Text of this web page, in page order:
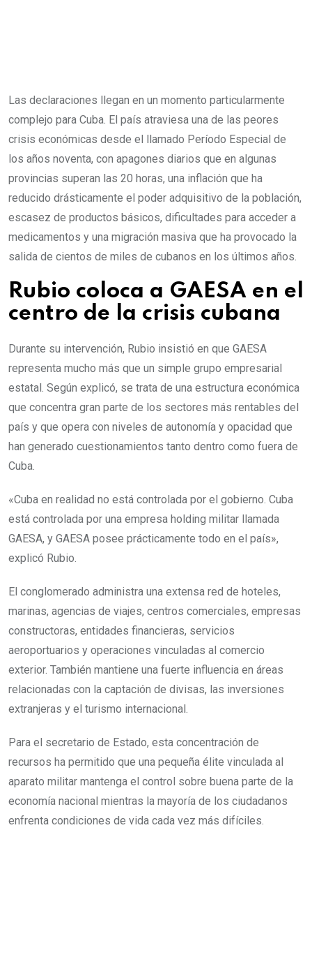
Las declaraciones llegan en un momento particularmente
complejo para Cuba. El país atraviesa una de las peores
crisis económicas desde el llamado Período Especial de
los años noventa, con apagones diarios que en algunas
provincias superan las 20 horas, una inflación que ha
reducido drásticamente el poder adquisitivo de la población,
escasez de productos básicos, dificultades para acceder a
medicamentos y una migración masiva que ha provocado la
salida de cientos de miles de cubanos en los últimos años.
Rubio coloca a GAESA en el
centro de la crisis cubana
Durante su intervención, Rubio insistió en que GAESA
representa mucho más que un simple grupo empresarial
estatal. Según explicó, se trata de una estructura económica
que concentra gran parte de los sectores más rentables del
país y que opera con niveles de autonomía y opacidad que
han generado cuestionamientos tanto dentro como fuera de
Cuba.
«Cuba en realidad no está controlada por el gobierno. Cuba
está controlada por una empresa holding militar llamada
GAESA, y GAESA posee prácticamente todo en el país»,
explicó Rubio.
El conglomerado administra una extensa red de hoteles,
marinas, agencias de viajes, centros comerciales, empresas
constructoras, entidades financieras, servicios
aeroportuarios y operaciones vinculadas al comercio
exterior. También mantiene una fuerte influencia en áreas
relacionadas con la captación de divisas, las inversiones
extranjeras y el turismo internacional.
Para el secretario de Estado, esta concentración de
recursos ha permitido que una pequeña élite vinculada al
aparato militar mantenga el control sobre buena parte de la
economía nacional mientras la mayoría de los ciudadanos
enfrenta condiciones de vida cada vez más difíciles.